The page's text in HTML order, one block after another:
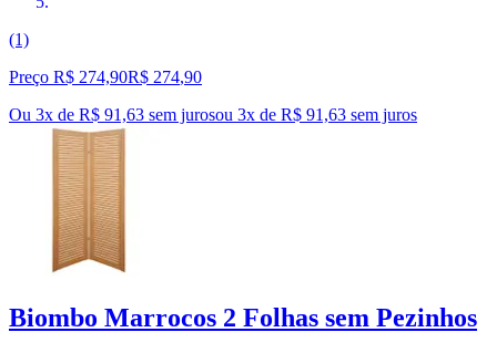
(1)
Preço R$ 274,90R$ 274,90
Ou 3x de R$ 91,63 sem jurosou 3x de R$ 91,63 sem juros
Biombo Marrocos 2 Folhas sem Pezinhos